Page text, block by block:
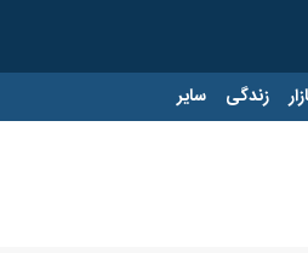
زندگی سایر